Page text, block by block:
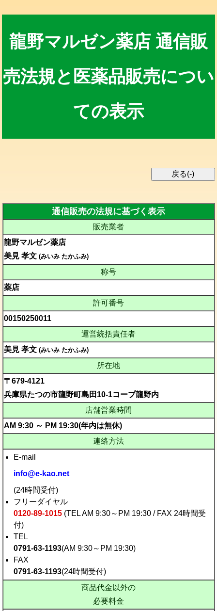
龍野マルゼン薬店 通信販
売法規と医薬品販売につい
ての表示
通信販売の法規に基づく表示
販売業者
龍野マルゼン薬店
美見 孝文 (みいみ たかふみ)
称号
薬店
許可番号
00150250011
運営統括責任者
美見 孝文 (みいみ たかふみ)
所在地
〒679-4121
兵庫県たつの市龍野町島田10-1コープ龍野内
店舗営業時間
AM 9:30 ～ PM 19:30(年内は無休)
連絡方法
E-mail
info@e-kao.net
(24時間受付)
フリーダイヤル
0120-89-1015(TEL AM 9:30～PM 19:30 / FAX 24時間受
付)
TEL
0791-63-1193(AM 9:30～PM 19:30)
FAX
0791-63-1193(24時間受付)
商品代金以外の
必要料金